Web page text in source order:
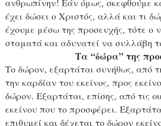
ανθρωπίνην! Εάν όμως, σκεφθούμε
έχει δώσει ο Χριστός, αλλά και τι
έχουμε μέσω της προσευχής, τότε ο
σταματά και αδυνατεί να συλλάβη
Τα “δώρα” της
Το δώρον, εξαρτάται συνήθως, από
την καρδίαν του εκείνος, προς
δώρον. Εξαρτάται, επίσης, από τις
εκείνου που το προσφέρει.
επιθυμεί και δέχεται το δώρον